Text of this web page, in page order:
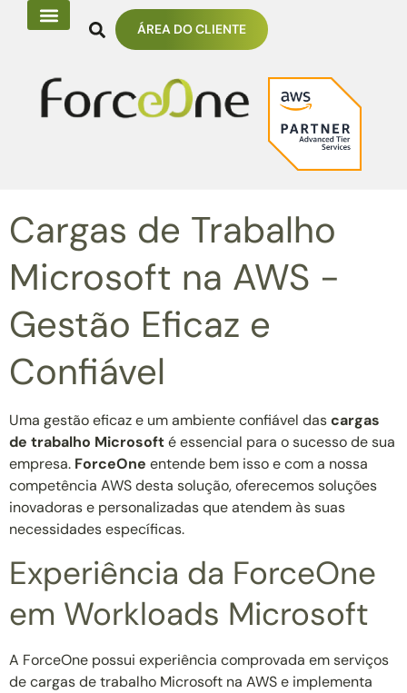
ÁREA DO CLIENTE
Cargas de Trabalho
Microsoft na AWS -
Gestão Eficaz e
Confiável
Uma gestão eficaz e um ambiente confiável dascargas
de trabalho Microsofté essencial para o sucesso de sua
empresa. ForceOne entende bem isso e com a nossa
competência AWS desta solução, oferecemos soluções
inovadoras e personalizadas que atendem às suas
necessidades específicas.
Experiência da ForceOne
em Workloads Microsoft
A ForceOne possui experiência comprovada em serviços
de cargas de trabalho Microsoft na AWS e implementa